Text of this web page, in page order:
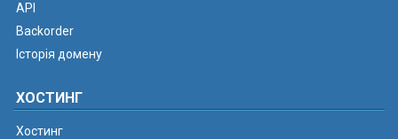
API
Backorder
Історія домену
ХОСТИНГ
Хостинг